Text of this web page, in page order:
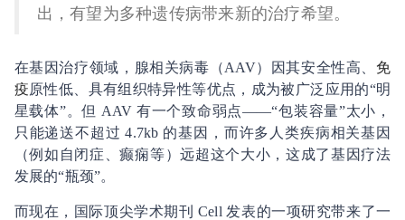
出，有望为多种遗传病带来新的治疗希望。
在基因治疗领域，腺相关病毒（AAV）因其安全性高、 免
疫原性低、具有组织特异性等优点，成为被广泛应用的“明
星载体”。但 AAV 有一个致命弱点——“包装容量”太小，
只能递送不超过 4.7kb 的基因，而许多人类疾病相关基因
（例如自闭症、癫痫等）远超这个大小，这成了基因疗法
发展的“瓶颈”。
而现在，国际顶尖学术期刊 Cell 发表的一项研究带来了一